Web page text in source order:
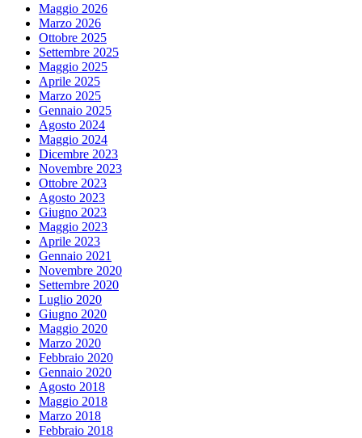
Maggio 2026
Marzo 2026
Ottobre 2025
Settembre 2025
Maggio 2025
Aprile 2025
Marzo 2025
Gennaio 2025
Agosto 2024
Maggio 2024
Dicembre 2023
Novembre 2023
Ottobre 2023
Agosto 2023
Giugno 2023
Maggio 2023
Aprile 2023
Gennaio 2021
Novembre 2020
Settembre 2020
Luglio 2020
Giugno 2020
Maggio 2020
Marzo 2020
Febbraio 2020
Gennaio 2020
Agosto 2018
Maggio 2018
Marzo 2018
Febbraio 2018